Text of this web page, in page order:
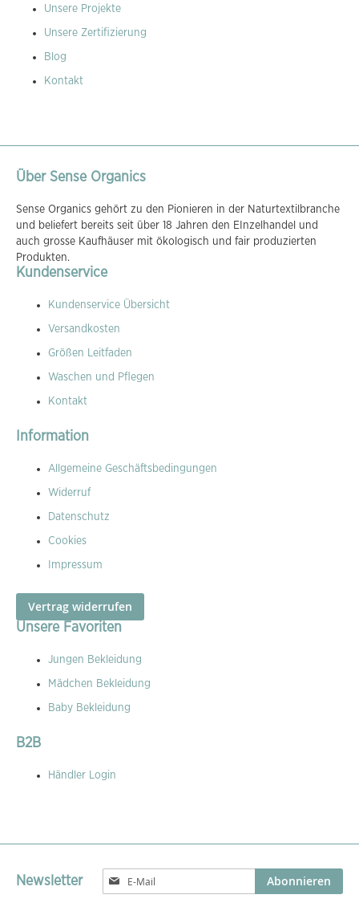
Unsere Projekte
Unsere Zertifizierung
Blog
Kontakt
Über Sense Organics
Sense Organics gehört zu den Pionieren in der Naturtextilbranche
und beliefert bereits seit über 18 Jahren den EInzelhandel und
auch grosse Kaufhäuser mit ökologisch und fair produzierten
Produkten.
Kundenservice
Kundenservice Übersicht
Versandkosten
Größen Leitfaden
Waschen und Pflegen
Kontakt
Information
Allgemeine Geschäftsbedingungen
Widerruf
Datenschutz
Cookies
Impressum
Vertrag widerrufen
Unsere Favoriten
Jungen Bekleidung
Mädchen Bekleidung
Baby Bekleidung
B2B
Händler Login
Newsletter
Melden
Sie
Abonnieren